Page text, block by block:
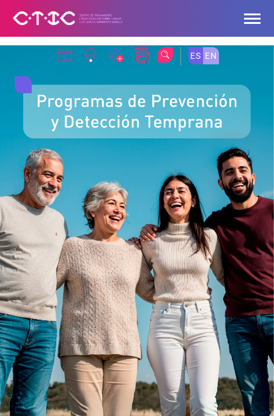
Saltar al contenido principal ES EN